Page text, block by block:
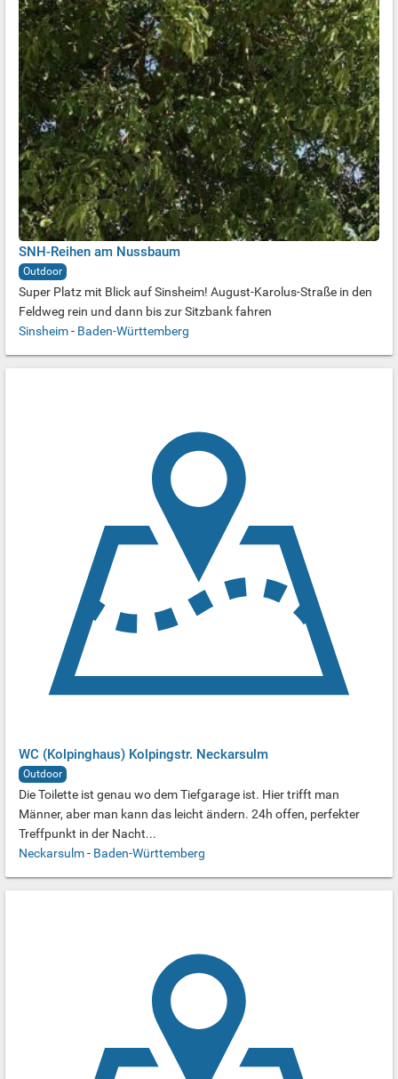
SNH-Reihen am Nussbaum
Outdoor
Super Platz mit Blick auf Sinsheim! August-Karolus-Straße in den
Feldweg rein und dann bis zur Sitzbank fahren
Sinsheim- Baden-Württemberg
WC (Kolpinghaus) Kolpingstr. Neckarsulm
Outdoor
Die Toilette ist genau wo dem Tiefgarage ist. Hier trifft man
Männer, aber man kann das leicht ändern. 24h offen, perfekter
Treffpunkt in der Nacht...
Neckarsulm- Baden-Württemberg